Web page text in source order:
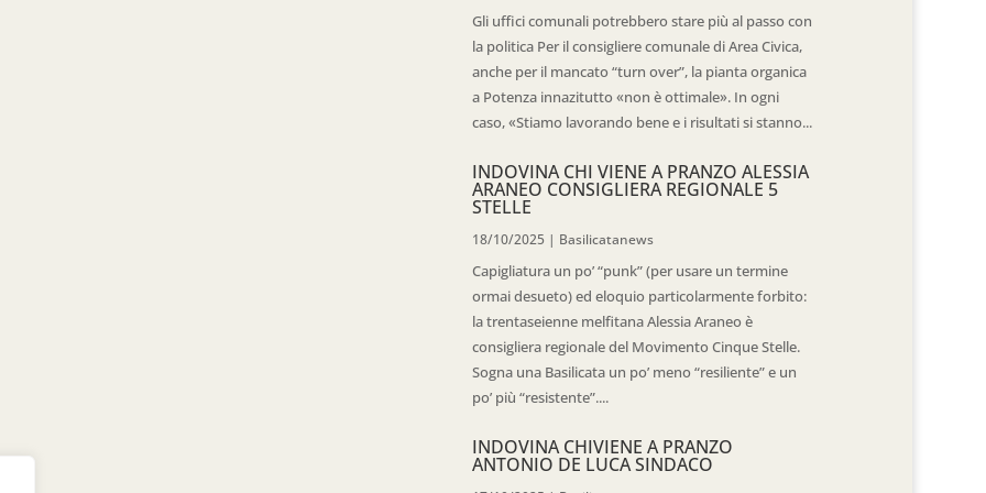
Gli uffici comunali potrebbero stare più al passo con
la politica Per il consigliere comunale di Area Civica,
anche per il mancato “turn over”, la pianta organica
a Potenza innazitutto «non è ottimale». In ogni
caso, «Stiamo lavorando bene e i risultati si stanno...
INDOVINA CHI VIENE A PRANZO ALESSIA
ARANEO CONSIGLIERA REGIONALE 5
STELLE
18/10/2025 | Basilicatanews
Capigliatura un po’ “punk” (per usare un termine
ormai desueto) ed eloquio particolarmente forbito:
la trentaseienne melfitana Alessia Araneo è
consigliera regionale del Movimento Cinque Stelle.
Sogna una Basilicata un po’ meno “resiliente” e un
po’ più “resistente”....
INDOVINA CHIVIENE A PRANZO
ANTONIO DE LUCA SINDACO